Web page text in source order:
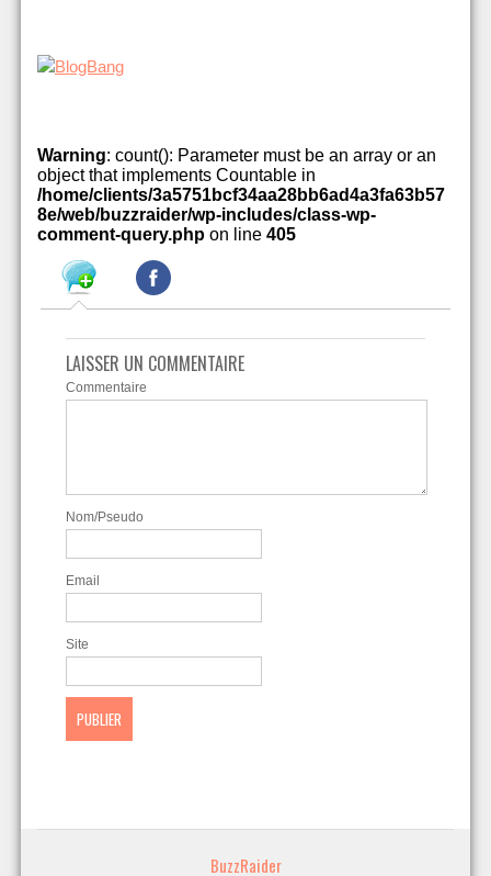
Warning: count(): Parameter must be an array or an
object that implements Countable in
/home/clients/3a5751bcf34aa28bb6ad4a3fa63b57
8e/web/buzzraider/wp-includes/class-wp-
comment-query.php on line 405
LAISSER UN COMMENTAIRE
Commentaire
Nom/Pseudo
Email
Site
BuzzRaider